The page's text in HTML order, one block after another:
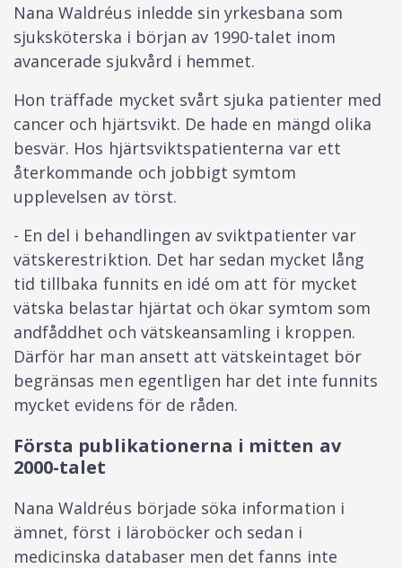
Nana Waldréus inledde sin yrkesbana som
sjuksköterska i början av 1990-talet inom
avancerade sjukvård i hemmet.
Hon träffade mycket svårt sjuka patienter med
cancer och hjärtsvikt. De hade en mängd olika
besvär. Hos hjärtsviktspatienterna var ett
återkommande och jobbigt symtom
upplevelsen av törst.
- En del i behandlingen av sviktpatienter var
vätskerestriktion. Det har sedan mycket lång
tid tillbaka funnits en idé om att för mycket
vätska belastar hjärtat och ökar symtom som
andfåddhet och vätskeansamling i kroppen.
Därför har man ansett att vätskeintaget bör
begränsas men egentligen har det inte funnits
mycket evidens för de råden.
Första publikationerna i mitten av
2000-talet
Nana Waldréus började söka information i
ämnet, först i läroböcker och sedan i
medicinska databaser men det fanns inte